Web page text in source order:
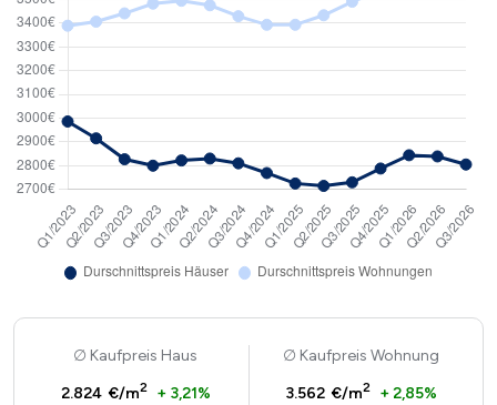
Kaufpreis Haus
2.824 €/m2 + 3,21%
Kaufpreis Wohnung
3.562 €/m2 + 2,85%